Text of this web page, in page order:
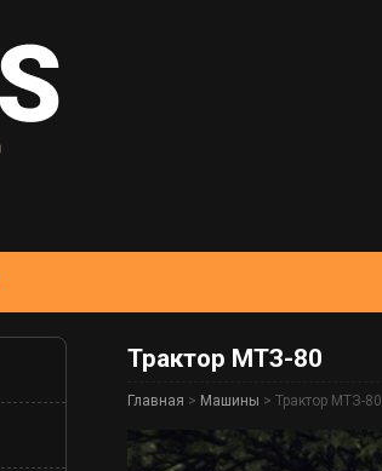
Трактор МТЗ-80
Главная > Машины > Трактор МТЗ-80